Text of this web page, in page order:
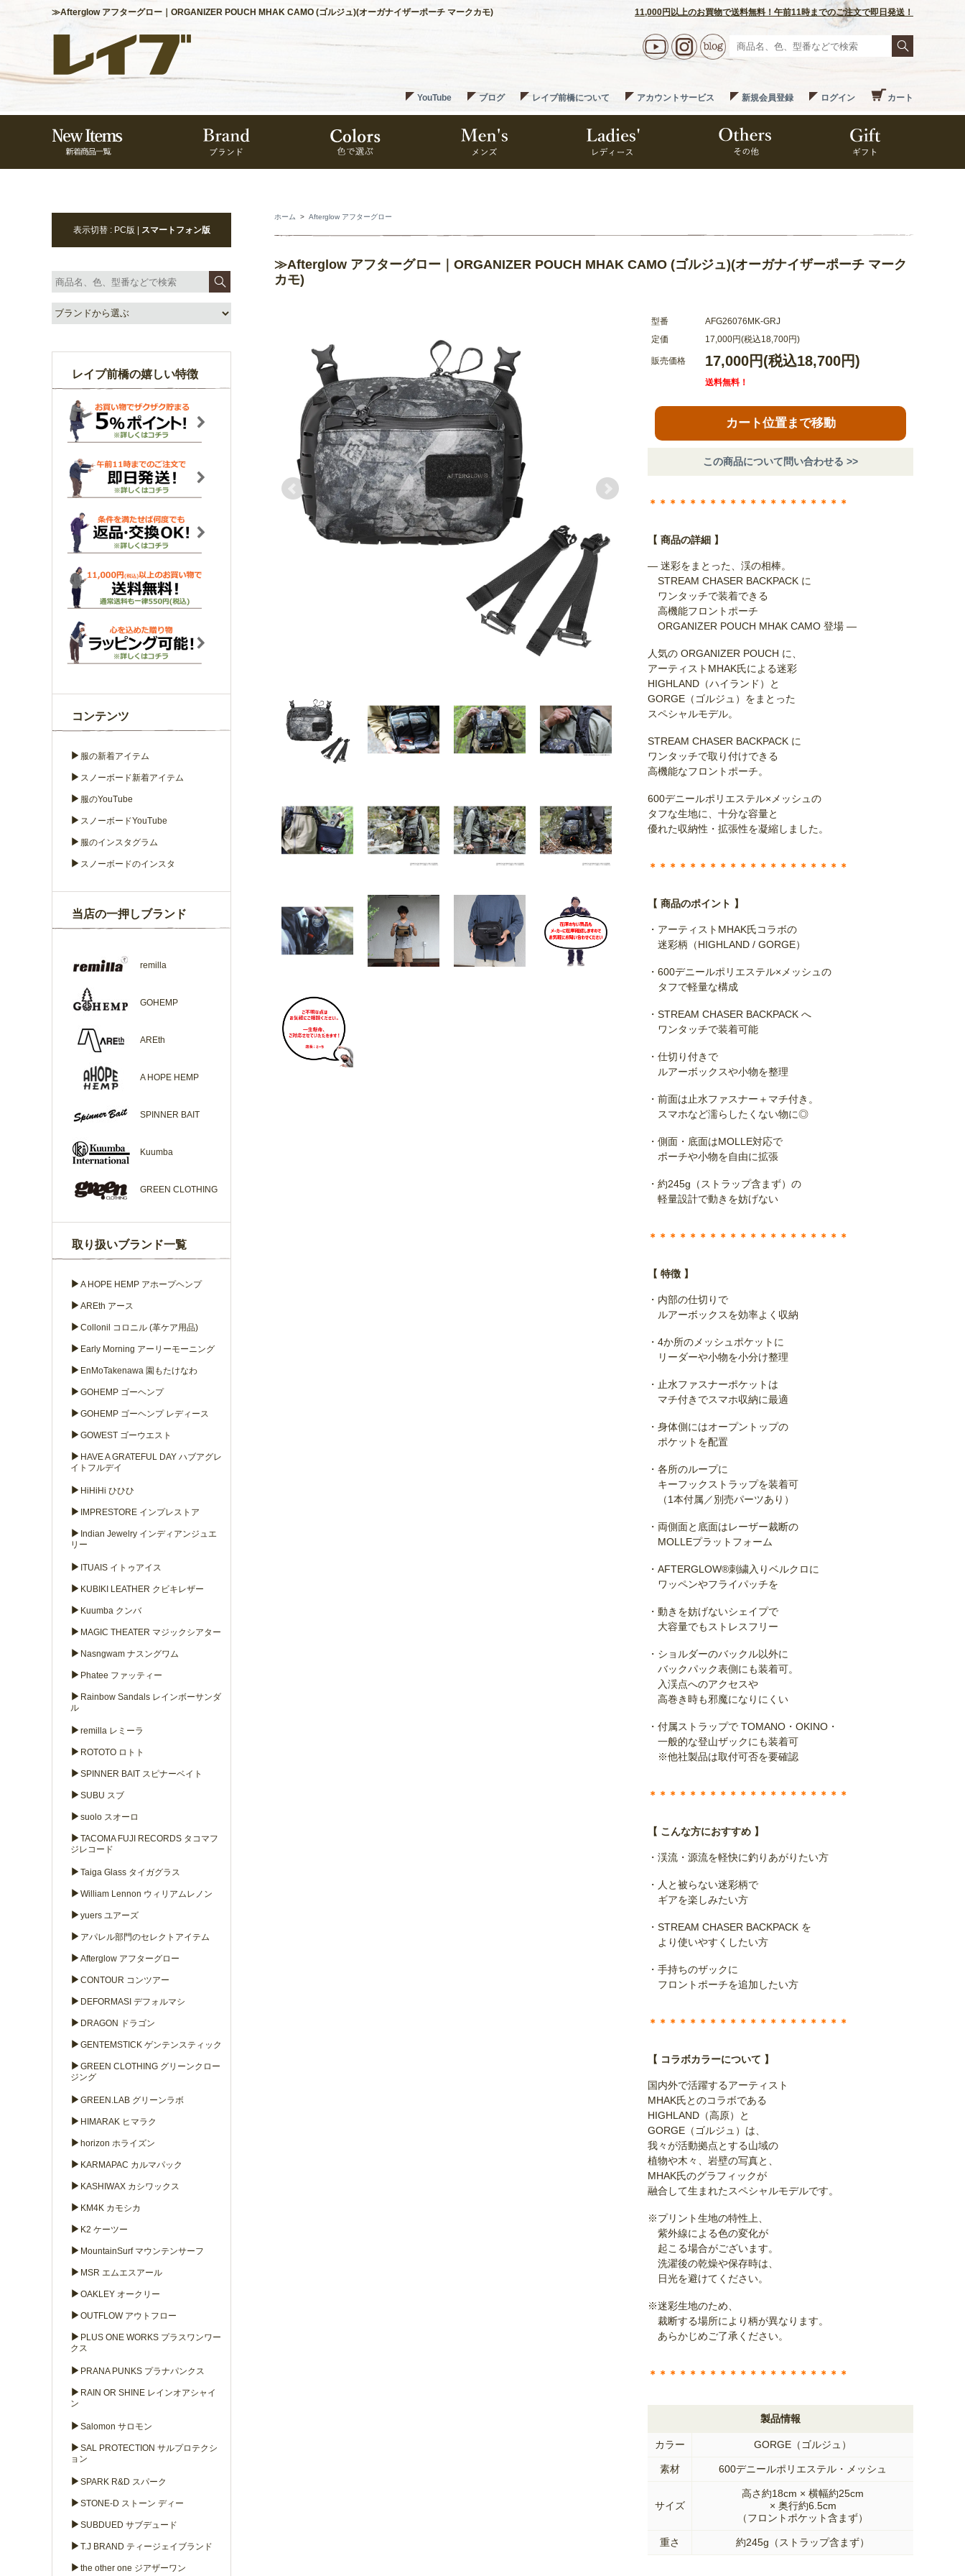
≫Afterglow アフターグロー｜ORGANIZER POUCH MHAK CAMO (ゴルジュ)(オーガナイザーポーチ マークカモ) 11,000円以上のお買物で送料無料！午前11時までのご注文で即日発送！
YouTube ブログ レイブ前橋について アカウントサービス 新規会員登録 ログイン カート
ホーム > Afterglow アフターグロー
≫Afterglow アフターグロー｜ORGANIZER POUCH MHAK CAMO (ゴルジュ)(オーガナイザーポーチ マーク
カモ)
型番
AFG26076MK-GRJ
定価
17,000円(税込18,700円)
販売価格 17,000円(税込18,700円)
送料無料！
カート位置まで移動
この商品について問い合わせる >>
＊＊＊＊＊＊＊＊＊＊＊＊＊＊＊＊＊＊＊＊
【 商品の詳細 】
— 迷彩をまとった、渓の相棒。
STREAM CHASER BACKPACK に
ワンタッチで装着できる
高機能フロントポーチ
ORGANIZER POUCH MHAK CAMO 登場 —
人気の ORGANIZER POUCH に、
アーティストMHAK氏による迷彩
HIGHLAND（ハイランド）と
GORGE（ゴルジュ）をまとった
スペシャルモデル。
STREAM CHASER BACKPACK に
ワンタッチで取り付けできる
高機能なフロントポーチ。
600デニールポリエステル×メッシュの
タフな生地に、十分な容量と
優れた収納性・拡張性を凝縮しました。
＊＊＊＊＊＊＊＊＊＊＊＊＊＊＊＊＊＊＊＊
【 商品のポイント 】
・アーティストMHAK氏コラボの
迷彩柄（HIGHLAND / GORGE）
・600デニールポリエステル×メッシュの
タフで軽量な構成
・STREAM CHASER BACKPACK へ
ワンタッチで装着可能
・仕切り付きで
ルアーボックスや小物を整理
・前面は止水ファスナー＋マチ付き。
スマホなど濡らしたくない物に◎
・側面・底面はMOLLE対応で
ポーチや小物を自由に拡張
・約245g（ストラップ含まず）の
軽量設計で動きを妨げない
＊＊＊＊＊＊＊＊＊＊＊＊＊＊＊＊＊＊＊＊
【 特徴 】
・内部の仕切りで
ルアーボックスを効率よく収納
・4か所のメッシュポケットに
リーダーや小物を小分け整理
・止水ファスナーポケットは
マチ付きでスマホ収納に最適
・身体側にはオープントップの
ポケットを配置
・各所のループに
キーフックストラップを装着可
（1本付属／別売パーツあり）
・両側面と底面はレーザー裁断の
MOLLEプラットフォーム
・AFTERGLOW®刺繍入りベルクロに
ワッペンやフライパッチを
・動きを妨げないシェイプで
大容量でもストレスフリー
・ショルダーのバックル以外に
バックパック表側にも装着可。
入渓点へのアクセスや
高巻き時も邪魔になりにくい
・付属ストラップで TOMANO・OKINO・
一般的な登山ザックにも装着可
※他社製品は取付可否を要確認
＊＊＊＊＊＊＊＊＊＊＊＊＊＊＊＊＊＊＊＊
【 こんな方におすすめ 】
・渓流・源流を軽快に釣りあがりたい方
・人と被らない迷彩柄で
ギアを楽しみたい方
・STREAM CHASER BACKPACK を
より使いやすくしたい方
・手持ちのザックに
フロントポーチを追加したい方
＊＊＊＊＊＊＊＊＊＊＊＊＊＊＊＊＊＊＊＊
【 コラボカラーについて 】
国内外で活躍するアーティスト
MHAK氏とのコラボである
HIGHLAND（高原）と
GORGE（ゴルジュ）は、
我々が活動拠点とする山域の
植物や木々、岩壁の写真と、
MHAK氏のグラフィックが
融合して生まれたスペシャルモデルです。
※プリント生地の特性上、
紫外線による色の変化が
起こる場合がございます。
洗濯後の乾燥や保存時は、
日光を避けてください。
※迷彩生地のため、
裁断する場所により柄が異なります。
あらかじめご了承ください。
＊＊＊＊＊＊＊＊＊＊＊＊＊＊＊＊＊＊＊＊
製品情報
カラー GORGE（ゴルジュ）
素材 600デニールポリエステル・メッシュ
サイズ
高さ約18cm × 横幅約25cm
× 奥行約6.5cm
（フロントポケット含まず）
重さ 約245g（ストラップ含まず）
表示切替 : PC版 | スマートフォン版
レイブ前橋の嬉しい特徴
コンテンツ
▶ 服の新着アイテム
▶ スノーボード新着アイテム
▶ 服のYouTube
▶ スノーボードYouTube
▶ 服のインスタグラム
▶ スノーボードのインスタ
当店の一押しブランド
remilla
GOHEMP
AREth
A HOPE HEMP
SPINNER BAIT
Kuumba
GREEN CLOTHING
取り扱いブランド一覧
▶ A HOPE HEMP アホープヘンプ
▶ AREth アース
▶ Collonil コロニル (革ケア用品)
▶ Early Morning アーリーモーニング
▶ EnMoTakenawa 園もたけなわ
▶ GOHEMP ゴーヘンプ
▶ GOHEMP ゴーヘンプ レディース
▶ GOWEST ゴーウエスト
▶ HAVE A GRATEFUL DAY ハブアグレ
イトフルデイ
▶ HiHiHi ひひひ
▶ IMPRESTORE インプレストア
▶ Indian Jewelry インディアンジュエ
リー
▶ ITUAIS イトゥアイス
▶ KUBIKI LEATHER クビキレザー
▶ Kuumba クンバ
▶ MAGIC THEATER マジックシアター
▶ Nasngwam ナスングワム
▶ Phatee ファッティー
▶ Rainbow Sandals レインボーサンダ
ル
▶ remilla レミーラ
▶ ROTOTO ロトト
▶ SPINNER BAIT スピナーベイト
▶ SUBU スブ
▶ suolo スオーロ
▶ TACOMA FUJI RECORDS タコマフ
ジレコード
▶ Taiga Glass タイガグラス
▶ William Lennon ウィリアムレノン
▶ yuers ユアーズ
▶ アパレル部門のセレクトアイテム
▶ Afterglow アフターグロー
▶ CONTOUR コンツアー
▶ DEFORMASI デフォルマシ
▶ DRAGON ドラゴン
▶ GENTEMSTICK ゲンテンスティック
▶ GREEN CLOTHING グリーンクロー
ジング
▶ GREEN.LAB グリーンラボ
▶ HIMARAK ヒマラク
▶ horizon ホライズン
▶ KARMAPAC カルマパック
▶ KASHIWAX カシワックス
▶ KM4K カモシカ
▶ K2 ケーツー
▶ MountainSurf マウンテンサーフ
▶ MSR エムエスアール
▶ OAKLEY オークリー
▶ OUTFLOW アウトフロー
▶ PLUS ONE WORKS プラスワンワー
クス
▶ PRANA PUNKS プラナパンクス
▶ RAIN OR SHINE レインオアシャイ
ン
▶ Salomon サロモン
▶ SAL PROTECTION サルプロテクシ
ョン
▶ SPARK R&D スパーク
▶ STONE-D ストーン ディー
▶ SUBDUED サブデュード
▶ T.J BRAND ティージェイブランド
▶ the other one ジアザーワン